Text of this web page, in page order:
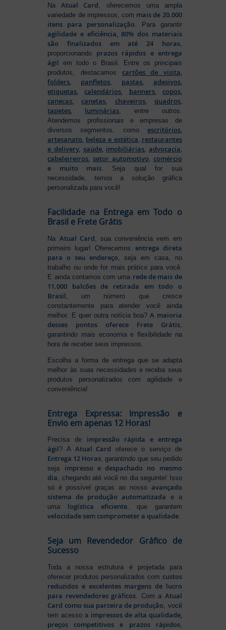
NaAtual Card, oferecemos uma ampla
variedade de impressos, com mais de 20.000
itens para personalização. Para garantir
agilidade e eficiência, 80% dos materiais
são finalizados em até 24 horas,
proporcionando prazos rápidos e entrega
ágil em todo o Brasil. Entre os principais
produtos, destacamos cartões de visita,
folders, panfletos, pastas, adesivos,
etiquetas,calendários, banners, copos,
canecas,canetas, chaveiros, quadros,
tapetes, luminárias, entre outros.
Atendemos profissionais e empresas de
diversos segmentos, como escritórios,
artesanato, beleza e estética, restaurantes
e delivery, saúde, imobiliárias, advocacia,
cabeleireiros, setor automotivo, comércio
e muito mais. Seja qual for sua
necessidade, temos a solução gráfica
personalizada para você!
Facilidade na Entrega em Todo o
Brasil e Frete Grátis
Na Atual Card , sua conveniência vem em
primeiro lugar! Oferecemos entrega direta
para o seu endereço , seja em casa, no
trabalho ou onde for mais prático para você.
E ainda contamos com uma rede de mais de
11.000 balcões de retirada em todo o
Brasil , um número que cresce
constantemente para atender você ainda
melhor. E quer outra notícia boa?A maioria
desses pontos oferece Frete Grátis,
garantindo mais economia e flexibilidade na
hora de receber seus impressos.
Escolha a forma de entrega que se adapta
melhor às suas necessidades e receba seus
produtos personalizados com agilidade e
conveniência!
Entrega Expressa: Impressão e
Envio em apenas 12 Horas!
Precisa de impressão rápida e entrega
ágil? A Atual Card oferece o serviço de
Entrega 12 Horas, garantindo que seu pedido
seja impresso e despachado no mesmo
dia, chegando até você no dia seguinte! Isso
só é possível graças ao nosso avançado
sistema de produção automatizada e a
uma logística eficiente, que garantem
velocidade sem comprometer a qualidade.
Seja um Revendedor Gráfico de
Sucesso
Toda a nossa estrutura é projetada para
oferecer produtos personalizados com custos
reduzidos e excelentes margens de lucro
para revendedores gráficos. Com a Atual
Card como sua parceira de produção, você
tem acesso a impressos de alta qualidade,
preços competitivos e prazos rápidos,